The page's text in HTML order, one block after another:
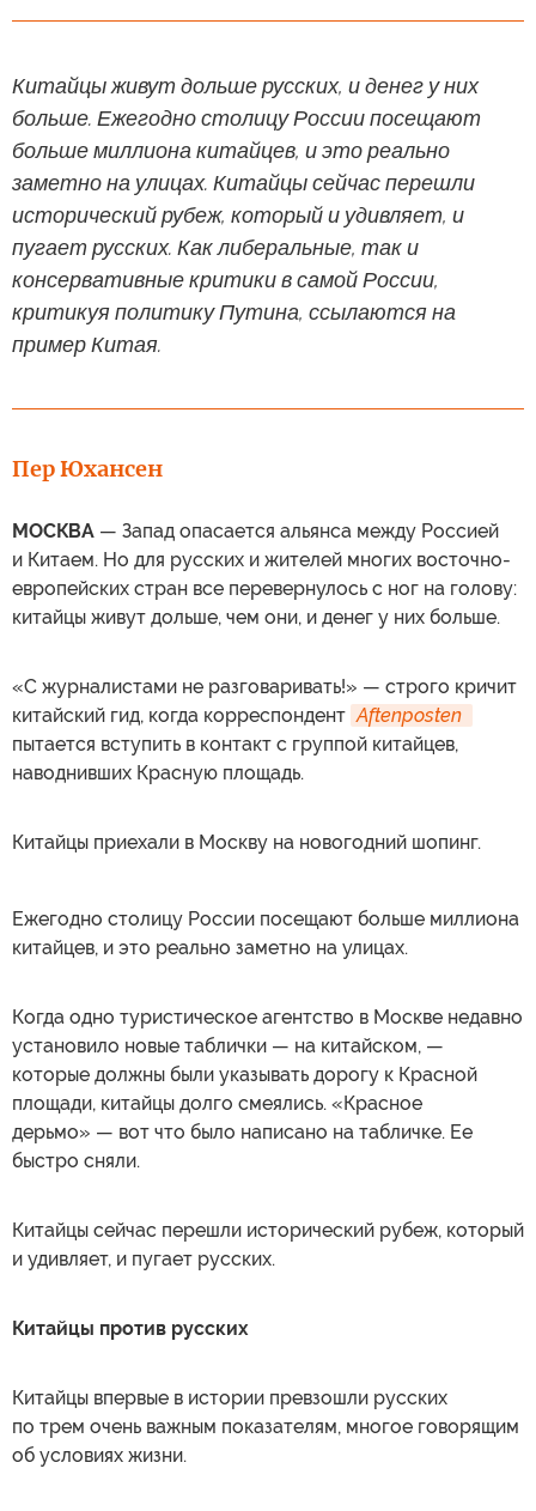
Китайцы живут дольше русских, и денег у них
больше. Ежегодно столицу России посещают
больше миллиона китайцев, и это реально
заметно на улицах. Китайцы сейчас перешли
исторический рубеж, который и удивляет, и
пугает русских. Как либеральные, так и
консервативные критики в самой России,
критикуя политику Путина, ссылаются на
пример Китая.
Пер Юхансен
МОСКВА — Запад опасается альянса между Россией
и Китаем. Но для русских и жителей многих восточно-
европейских стран все перевернулось с ног на голову:
китайцы живут дольше, чем они, и денег у них больше.
«С журналистами не разговаривать!» — строго кричит
китайский гид, когда корреспондент
пытается вступить в контакт с группой китайцев,
наводнивших Красную площадь.
Китайцы приехали в Москву на новогодний шопинг.
Ежегодно столицу России посещают больше миллиона
китайцев, и это реально заметно на улицах.
Когда одно туристическое агентство в Москве недавно
установило новые таблички — на китайском, —
которые должны были указывать дорогу к Красной
площади, китайцы долго смеялись. «Красное
дерьмо» — вот что было написано на табличке. Ее
быстро сняли.
Китайцы сейчас перешли исторический рубеж, который
и удивляет, и пугает русских.
Китайцы против русских
Китайцы впервые в истории превзошли русских
по трем очень важным показателям, многое говорящим
об условиях жизни.